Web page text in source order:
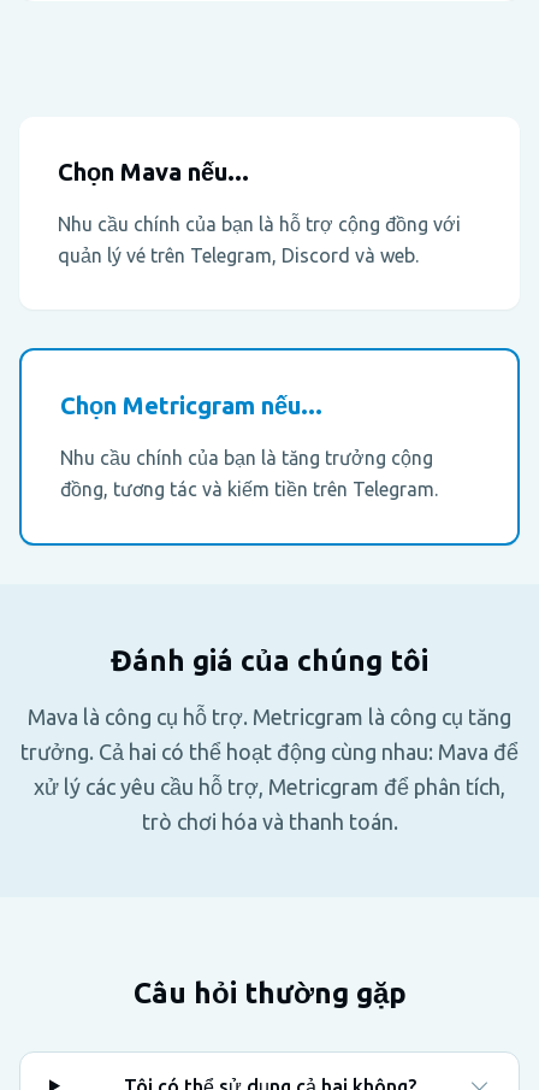
Chọn Mava nếu...
Nhu cầu chính của bạn là hỗ trợ cộng đồng với
quản lý vé trên Telegram, Discord và web.
Chọn Metricgram nếu...
Nhu cầu chính của bạn là tăng trưởng cộng
đồng, tương tác và kiếm tiền trên Telegram.
Đánh giá của chúng tôi
Mava là công cụ hỗ trợ. Metricgram là công cụ tăng
trưởng. Cả hai có thể hoạt động cùng nhau: Mava để
xử lý các yêu cầu hỗ trợ, Metricgram để phân tích,
trò chơi hóa và thanh toán.
Câu hỏi thường gặp